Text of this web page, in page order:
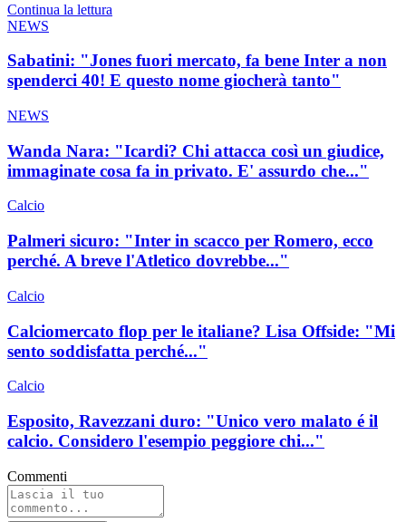
Continua la lettura
NEWS
Sabatini: "Jones fuori mercato, fa bene Inter a non
spenderci 40! E questo nome giocherà tanto"
NEWS
Wanda Nara: "Icardi? Chi attacca così un giudice,
immaginate cosa fa in privato. E' assurdo che..."
Calcio
Palmeri sicuro: "Inter in scacco per Romero, ecco
perché. A breve l'Atletico dovrebbe..."
Calcio
Calciomercato flop per le italiane? Lisa Offside: "Mi
sento soddisfatta perché..."
Calcio
Esposito, Ravezzani duro: "Unico vero malato é il
calcio. Considero l'esempio peggiore chi..."
Commenti